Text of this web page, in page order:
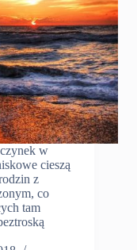
w
cieszą
z
co
tam